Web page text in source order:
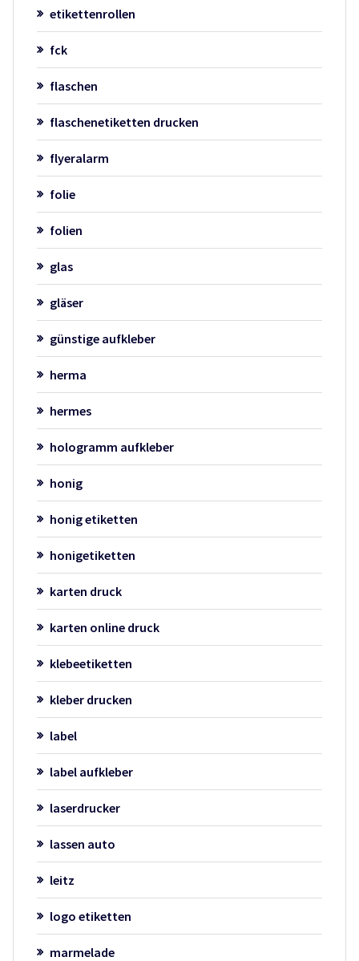
etikettenrollen
fck
flaschen
flaschenetiketten drucken
flyeralarm
folie
folien
glas
gläser
günstige aufkleber
herma
hermes
hologramm aufkleber
honig
honig etiketten
honigetiketten
karten druck
karten online druck
klebeetiketten
kleber drucken
label
label aufkleber
laserdrucker
lassen auto
leitz
logo etiketten
marmelade